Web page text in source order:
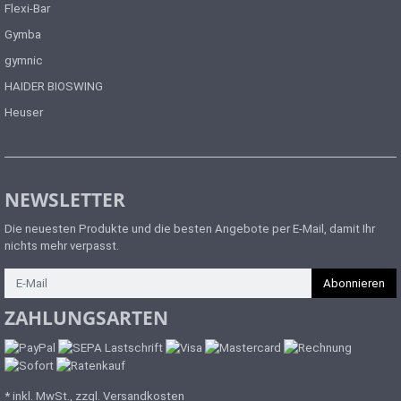
Flexi-Bar
Gymba
gymnic
HAIDER BIOSWING
Heuser
NEWSLETTER
Die neuesten Produkte und die besten Angebote per E-Mail, damit Ihr
nichts mehr verpasst.
Newsletter
Abonnieren
ZAHLUNGSARTEN
* inkl. MwSt., zzgl. Versandkosten